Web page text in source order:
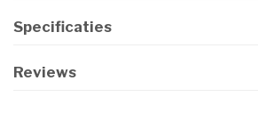
Specificaties
Reviews